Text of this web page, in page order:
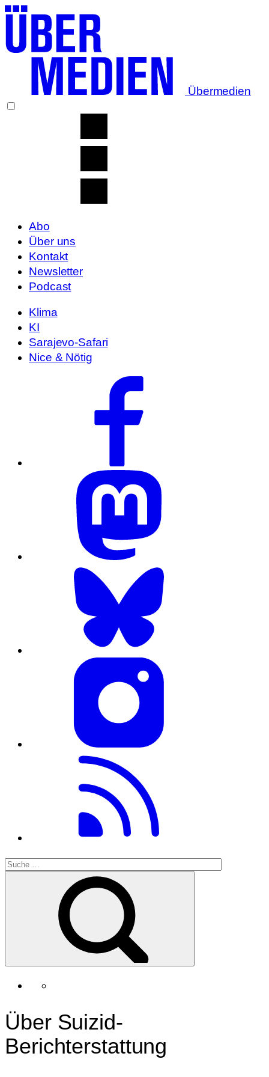
Übermedien
Abo
Über uns
Kontakt
Newsletter
Podcast
Klima
KI
Sarajevo-Safari
Nice & Nötig
Über Suizid-
Berichterstattung